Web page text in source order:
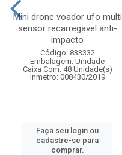
Mini drone voador ufo multi
sensor recarregavel anti-
impacto
Código: 833332
Embalagem: Unidade
Caixa Com: 48 Unidade(s)
Inmetro: 008430/2019
Faça seu login ou
cadastre-se para
comprar.